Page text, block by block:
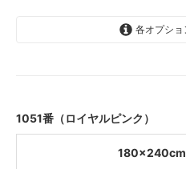
各オプシ
1051番（ロイヤルピンク）
180×240cm